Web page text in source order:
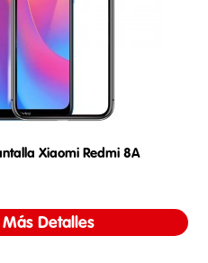
Xiaomi Redmi 8A
Más Detalles